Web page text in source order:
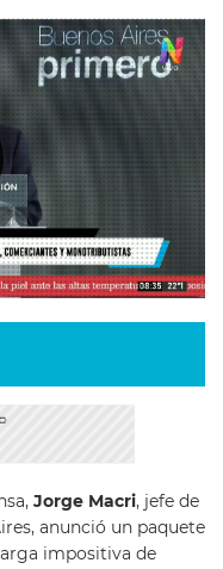
Jorge Macri, jefe de
anunció un paquete
impositiva de